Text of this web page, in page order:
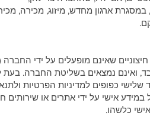
במסגרת ארגון מחדש, מיזוג, מכירה,
שאינם מופעלים על ידי החברה
ואינם נמצאים בשליטת החברה. בעת
כפופים למדיניות הפרטיות
אישי על ידי אתרים או שירותים
כלשהו.